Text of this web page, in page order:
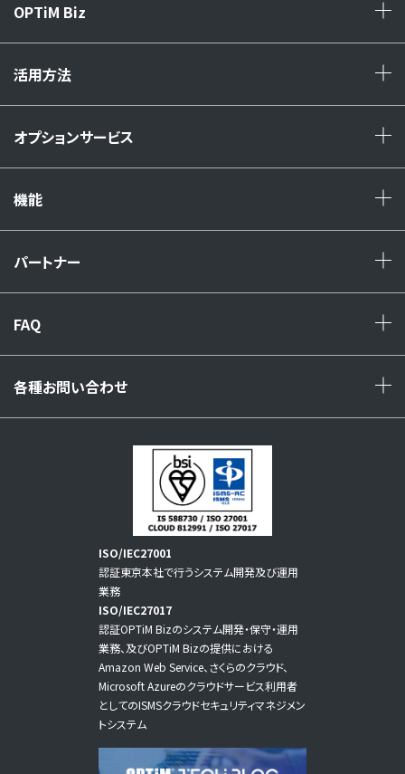
OPTiM Biz
活用方法
オプションサービス
機能
パートナー
FAQ
各種お問い合わせ
ISO/IEC27001
認証東京本社で行うシステム開発及び運用
業務
ISO/IEC27017
認証OPTiM Bizのシステム開発・保守・運用
業務、及びOPTiM Bizの提供における
Amazon Web Service、さくらのクラウド、
Microsoft Azureのクラウドサービス利用者
としてのISMSクラウドセキュリティマネジメン
トシステム